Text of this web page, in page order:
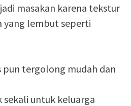
masakan karena tekstur
yang lembut seperti
pun tergolong mudah dan
sekali untuk keluarga